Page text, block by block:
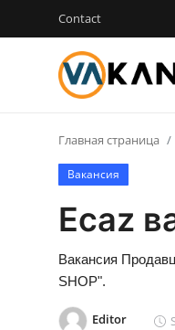
Contact
Login
Главная страница
Contact
RU
Главная страница
Вакансия
Ecaz
Вакансия
SHOP".
Editor